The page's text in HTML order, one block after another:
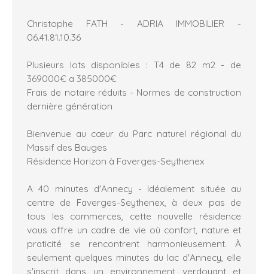
Christophe FATH - ADRIA IMMOBILIER -
06.41.81.10.36
Plusieurs lots disponibles : T4 de 82 m2 - de
369000€ a 385000€
Frais de notaire réduits - Normes de construction
dernière génération
Bienvenue au cœur du Parc naturel régional du
Massif des Bauges
Résidence Horizon à Faverges-Seythenex
A 40 minutes d'Annecy - Idéalement située au
centre de Faverges-Seythenex, à deux pas de
tous les commerces, cette nouvelle résidence
vous offre un cadre de vie où confort, nature et
praticité se rencontrent harmonieusement. À
seulement quelques minutes du lac d'Annecy, elle
s'inscrit dans un environnement verdoyant et